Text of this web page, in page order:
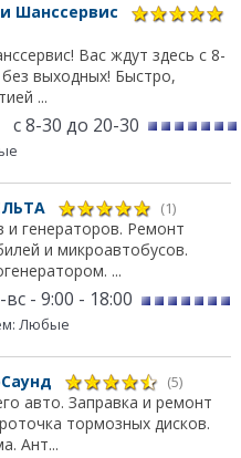
Шанссервис
Вас ждут здесь с 8-
выходных! Быстро,
...
с 8-30 до 20-30
(1)
и генераторов. Ремонт
и микроавтобусов.
...
- 9:00 - 18:00
Любые
(5)
авто. Заправка и ремонт
тормозных дисков.
Ант...